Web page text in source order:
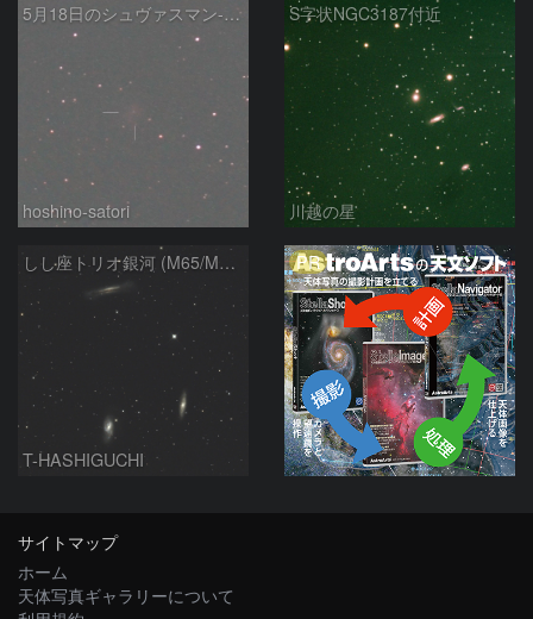
5月18日のシュヴァスマン-ヴァハマン第1彗星（29P）
hoshino-satori
S字状NGC3187付近
川越の星
しし座トリオ銀河 (M65/M66/NGC3628) 2026/05/11
T-HASHIGUCHI
PR
サイトマップ
ホーム
天体写真ギャラリーについて